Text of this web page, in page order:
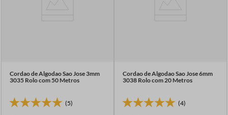
Cordao de Algodao Sao Jose 3mm
3035 Rolo com 50 Metros
(5)
Cordao de Algodao Sao Jose 6mm
3038 Rolo com 20 Metros
(4)